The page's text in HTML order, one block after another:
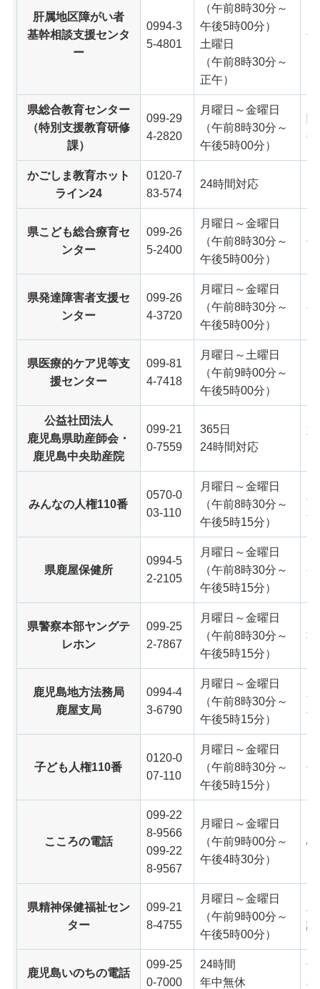
肝属地区障がい者
基幹相談支援センタ
ー
0994-3
5-4801
（午前8時30分～
午後5時00分）
土曜日
（午前8時30分～
正午）
子
県総合教育センター
（特別支援教育研修
課）
099-29
4-2820
月曜日～金曜日
（午前8時30分～
午後5時00分）
行
かごしま教育ホット
ライン24
0120-7
83-574
24時間対応
県こども総合療育セ
ンター
099-26
5-2400
月曜日～金曜日
（午前8時30分～
午後5時00分）
子
県発達障害者支援セ
ンター
099-26
4-3720
月曜日～金曜日
（午前8時30分～
午後5時00分）
発
県医療的ケア児等支
援センター
099-81
4-7418
月曜日～土曜日
（午前9時00分～
午後5時00分）
公益社団法人
鹿児島県助産師会・
鹿児島中央助産院
099-21
0-7559
365日
24時間対応
妊
みんなの人権110番
0570-0
03-110
月曜日～金曜日
（午前8時30分～
午後5時15分）
相
県鹿屋保健所
0994-5
2-2105
月曜日～金曜日
（午前8時30分～
午後5時15分）
発
県警察本部ヤングテ
レホン
099-25
2-7867
月曜日～金曜日
（午前8時30分～
午後5時15分）
非
鹿児島地方法務局
鹿屋支局
0994-4
3-6790
月曜日～金曜日
（午前8時30分～
午後5時15分）
相
子ども人権110番
0120-0
07-110
月曜日～金曜日
（午前8時30分～
午後5時15分）
子
こころの電話
099-22
8-9566
099-22
8-9567
月曜日～金曜日
（午前9時00分～
午後4時30分）
心
県精神保健福祉セン
ター
099-21
8-4755
月曜日～金曜日
（午前9時00分～
午後5時00分）
精
談
鹿児島いのちの電話
099-25
0-7000
24時間
年中無休
子
相